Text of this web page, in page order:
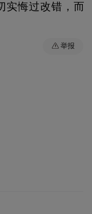
实悔过改错，而
举报